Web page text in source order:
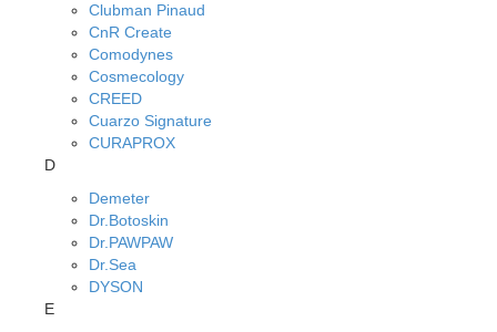
Clubman Pinaud
CnR Create
Comodynes
Cosmecology
CREED
Cuarzo Signature
CURAPROX
D
Demeter
Dr.Botoskin
Dr.PAWPAW
Dr.Sea
DYSON
E